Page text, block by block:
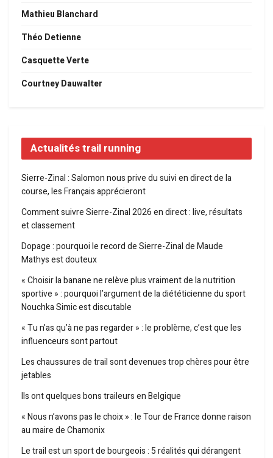
Mathieu Blanchard
Théo Detienne
Casquette Verte
Courtney Dauwalter
Actualités trail running
Sierre-Zinal : Salomon nous prive du suivi en direct de la
course, les Français apprécieront
Comment suivre Sierre-Zinal 2026 en direct : live, résultats
et classement
Dopage : pourquoi le record de Sierre-Zinal de Maude
Mathys est douteux
« Choisir la banane ne relève plus vraiment de la nutrition
sportive » : pourquoi l’argument de la diététicienne du sport
Nouchka Simic est discutable
« Tu n’as qu’à ne pas regarder » : le problème, c’est que les
influenceurs sont partout
Les chaussures de trail sont devenues trop chères pour être
jetables
Ils ont quelques bons traileurs en Belgique
« Nous n’avons pas le choix » : le Tour de France donne raison
au maire de Chamonix
Le trail est un sport de bourgeois : 5 réalités qui dérangent